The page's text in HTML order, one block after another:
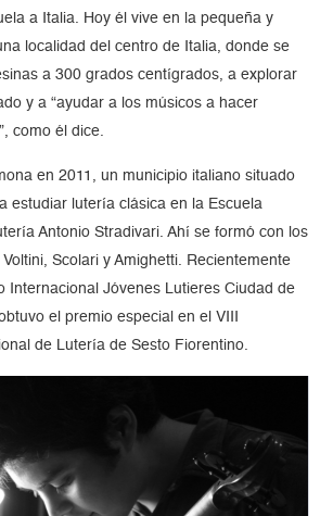
a Italia. Hoy él vive en la pequeña y
localidad del centro de Italia, donde se
a 300 grados centígrados, a explorar
y a “ayudar a los músicos a hacer
como él dice.
en 2011, un municipio italiano situado
estudiar lutería clásica en la Escuela
Antonio Stradivari. Ahí se formó con los
Scolari y Amighetti. Recientemente
Internacional Jóvenes Lutieres Ciudad de
el premio especial en el VIII
de Lutería de Sesto Fiorentino.